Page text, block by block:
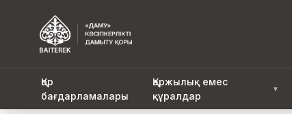
Қор
бағдарламалары
Қаржылық емес
құралдар
▼